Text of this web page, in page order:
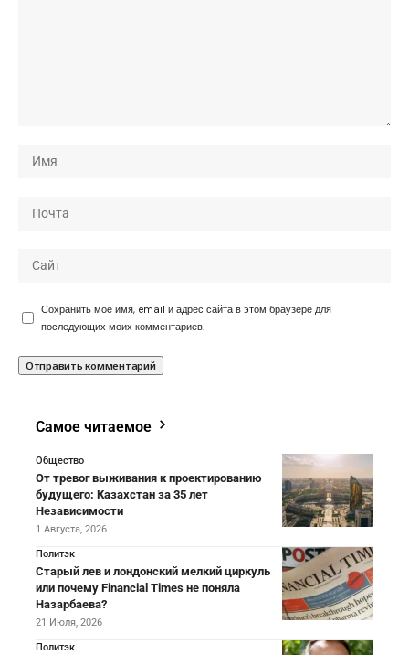
Сохранить моё имя, email и адрес сайта в этом браузере для
последующих моих комментариев.
Самое читаемое
Общество
От тревог выживания к проектированию
будущего: Казахстан за 35 лет
Независимости
1 Августа, 2026
Политэк
Старый лев и лондонский мелкий циркуль
или почему Financial Times не поняла
Назарбаева?
21 Июля, 2026
Политэк